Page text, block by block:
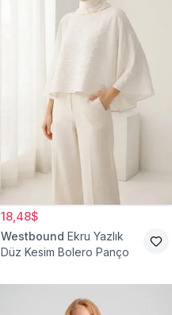
18,48$
Westbound Ekru Yazlık
Düz Kesim Bolero Panço